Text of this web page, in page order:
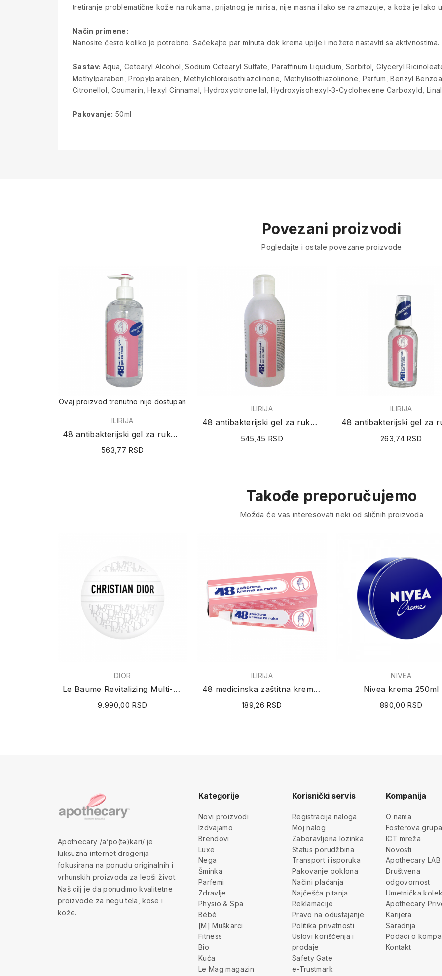
tretiranje problematične kože na rukama, prijatnog je mirisa, nije masna i lako se razmazuje, a koža je lako
Način primene:
Nanosite često koliko je potrebno. Sačekajte par minuta dok krema upije i možete nastaviti sa aktivnostima.
Sastav: Aqua, Cetearyl Alcohol, Sodium Cetearyl Sulfate, Paraffinum Liquidium, Sorbitol, Glyceryl
Methylparaben, Propylparaben, Methylchloroisothiazolinone, Methylisothiazolinone, Parfum, Benzyl
Citronellol, Coumarin, Hexyl Cinnamal, Hydroxycitronellal, Hydroxyisohexyl-3-Cyclohexene Carboxyld,
Pakovanje: 50ml
Povezani proizvodi
Pogledajte i ostale povezane proizvode
Ovaj proizvod trenutno nije dostupan
ILIRIJA
48 antibakterijski gel za ruke 500ml
563,77 RSD
ILIRIJA
48 antibakterijski gel za ruke 250ml
545,45 RSD
ILIRIJA
263,74 RSD
Takođe preporučujemo
Možda će vas interesovati neki od sličnih proizvoda
DIOR
Le Baume Revitalizing Multi-Use Balm 50g
9.990,00 RSD
ILIRIJA
48 medicinska zaštitna krema za ruke 125ml
189,26 RSD
NIVEA
Nivea krema 250ml
890,00 RSD
Apothecary /a’po(tə)kari/ je
luksuzna internet drogerija
fokusirana na ponudu originalnih i
vrhunskih proizvoda za lepši život.
Naš cilj je da ponudimo kvalitetne
proizvode za negu tela, kose i
kože.
Kategorije
Novi proizvodi
Izdvajamo
Brendovi
Luxe
Nega
Šminka
Parfemi
Zdravlje
Physio & Spa
Bébé
[M] Muškarci
Fitness
Bio
Kuća
Le Mag magazin
Korisnički servis
Registracija naloga
Moj nalog
Zaboravljena lozinka
Status porudžbina
Transport i isporuka
Pakovanje poklona
Načini plaćanja
Najčešća pitanja
Reklamacije
Pravo na odustajanje
Politika privatnosti
Uslovi korišćenja i
prodaje
Safety Gate
e-Trustmark
Kompanija
O nama
Fosterova grupa
ICT mreža
Novosti
Apothecary LAB
Društvena
odgovornost
Umetnička
Apothecary
Karijera
Saradnja
Podaci o
Kontakt